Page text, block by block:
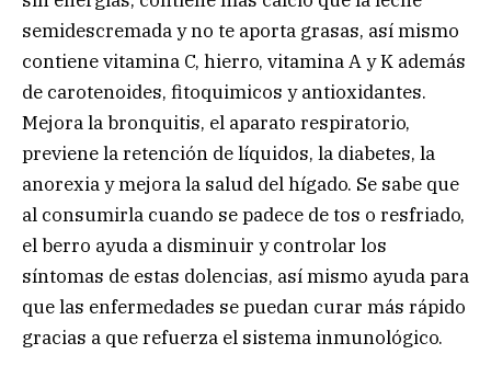
semidescremada y no te aporta grasas, así mismo
contiene vitamina C, hierro, vitamina A y K además
de carotenoides, fitoquimicos y antioxidantes.
Mejora la bronquitis, el aparato respiratorio,
previene la retención de líquidos, la diabetes, la
anorexia y mejora la salud del hígado. Se sabe que
al consumirla cuando se padece de tos o resfriado,
el berro ayuda a disminuir y controlar los
síntomas de estas dolencias, así mismo ayuda para
que las enfermedades se puedan curar más rápido
gracias a que refuerza el sistema inmunológico.